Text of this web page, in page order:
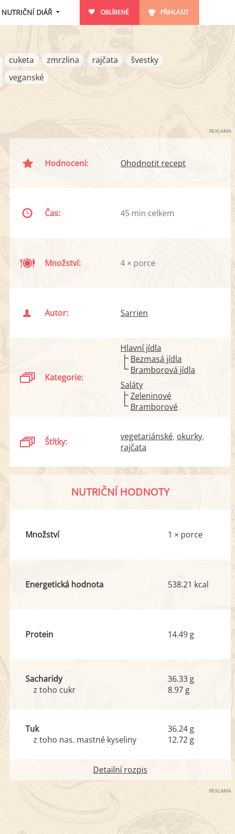
NUTRIČNÍ DIÁŘ OBLÍBENÉ PŘIHLÁSIT
cuketa
zmrzlina rajčata
švestky
veganské
REKLAMA
Hodnocení: Ohodnotit recept
Čas: 45 min celkem
Množství: 4 × porce
Autor: Sarrien
Kategorie:
Hlavní jídla
Bezmasá jídla
Bramborová jídla
Saláty
Zeleninové
Bramborové
Štítky: vegetariánské okurky
rajčata
NUTRIČNÍ HODNOTY
Množství 1 × porce
Energetická hodnota 538.21 kcal
Protein 14.49 g
Sacharidy
z toho cukr
36.33 g
8.97 g
Tuk
z toho nas. mastné kyseliny
36.24 g
12.72 g
Detailní rozpis
REKLAMA